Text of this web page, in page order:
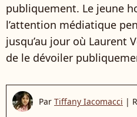
publiquement. Le jeune
l’attention médiatique
jusqu’au jour où Laurent
de le dévoiler
Par Tiffany Iacomacci |